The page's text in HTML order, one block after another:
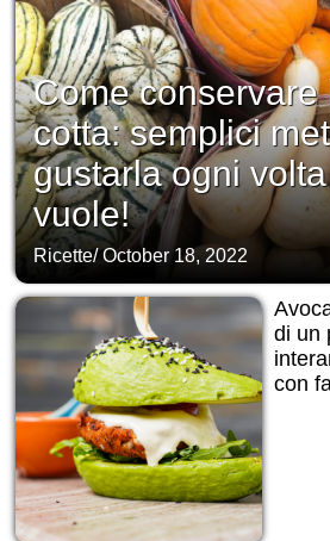
Come conservare
cotta: semplici
gustarla ogni
vuole!
Ricette/October 18, 2022
di un
con